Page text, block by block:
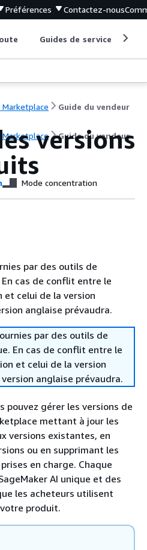
Préférences Contactez-nous
Guides de service
Marketplace Guide du vendeur
Marketplace Guide du vendeur
versions
Mode concentration
par des outils de
cas de conflit entre le
celui de la version
anglaise prévaudra.
par des outils de
En cas de conflit entre le
et celui de la version
anglaise prévaudra.
pouvez gérer les versions de
mettant à jour les
versions existantes, en
ou en supprimant les
en charge. Chaque
AI unique et des
les acheteurs utilisent
produit.